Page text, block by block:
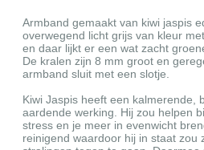
Armband gemaakt van kiwi jaspis
overwegend licht grijs van kleur
en daar lijkt er een wat zacht
De kralen zijn 8 mm groot en
armband sluit met een slotje.
Kiwi Jaspis heeft een kalmerende,
aardende werking. Hij zou helpen
stress en je meer in evenwicht
reinigend waardoor hij in staat zou